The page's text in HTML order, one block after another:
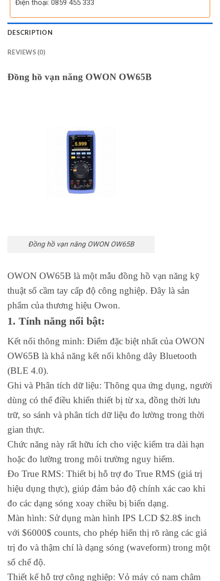
Điện thoại: 0859 455 333
DESCRIPTION
REVIEWS (0)
Đồng hồ vạn năng OWON OW65B
Đồng hồ vạn năng OWON OW65B
OWON OW65B là một mẫu đồng hồ vạn năng kỹ
thuật số cầm tay cấp độ công nghiệp. Đây là sản
phẩm của thương hiệu Owon.
1. Tính năng nổi bật:
Kết nối thông minh: Điểm đặc biệt nhất của OWON
OW65B là khả năng kết nối không dây Bluetooth
(BLE 4.0).
Ghi và Phân tích dữ liệu: Thông qua ứng dụng, người
dùng có thể điều khiển thiết bị từ xa, đồng thời lưu
trữ, so sánh và phân tích dữ liệu đo lường trong thời
gian thực.
Chức năng này rất hữu ích cho việc kiểm tra dài hạn
hoặc đo lường trong môi trường nguy hiểm.
Đo True RMS: Thiết bị hỗ trợ đo True RMS (giá trị
hiệu dụng thực), giúp đảm bảo độ chính xác cao khi
đo các dạng sóng xoay chiều bị biến dạng.
Màn hình: Sử dụng màn hình IPS LCD $2.8$ inch
với $6000$ counts, cho phép hiển thị rõ ràng các giá
trị đo và thậm chí là dạng sóng (waveform) trong một
số chế độ.
Thiết kế hỗ trợ công nghiệp: Vỏ máy có nam châm